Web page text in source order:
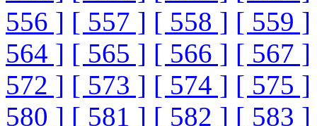
556 ] [ 557 ] [ 558 ] [ 559 ]
564 ] [ 565 ] [ 566 ] [ 567 ]
572 ] [ 573 ] [ 574 ] [ 575 ]
580 ] [ 581 ] [ 582 ] [ 583 ]